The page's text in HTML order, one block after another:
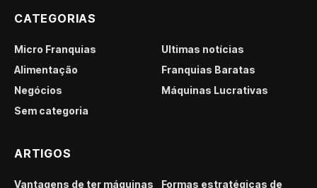
CATEGORIAS
Micro Franquias
Últimas notícias
Alimentação
Franquias Baratas
Negócios
Máquinas Lucrativas
Sem categoria
ARTIGOS
Vantagens de ter máquinas Formas estratégicas de